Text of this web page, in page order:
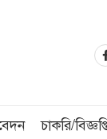
চাকরি/